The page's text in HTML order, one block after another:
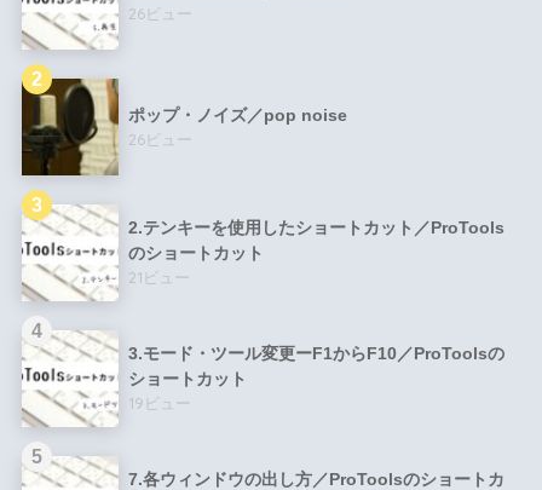
26ビュー
ポップ・ノイズ／pop noise
26ビュー
2.テンキーを使用したショートカット／ProTools
のショートカット
21ビュー
3.モード・ツール変更ーF1からF10／ProToolsの
ショートカット
19ビュー
7.各ウィンドウの出し方／ProToolsのショートカ